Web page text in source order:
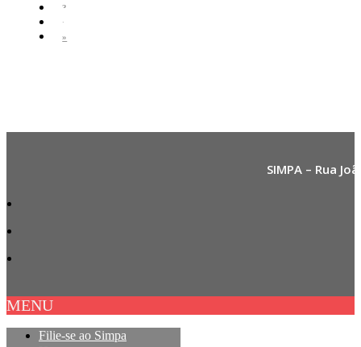
3
›
»
SIMPA – Rua
MENU
Filie-se ao Simpa